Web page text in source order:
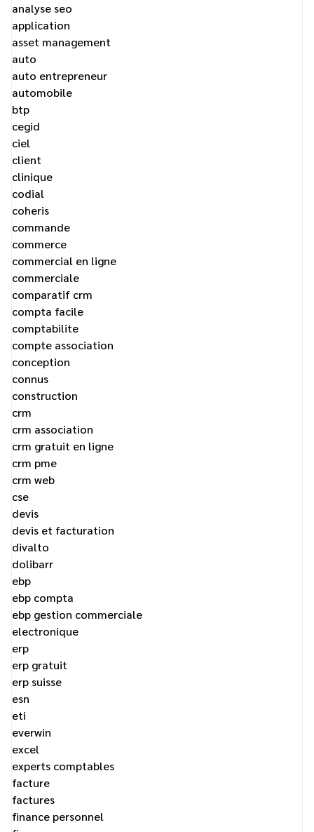
analyse seo
application
asset management
auto
auto entrepreneur
automobile
btp
cegid
ciel
client
clinique
codial
coheris
commande
commerce
commercial en ligne
commerciale
comparatif crm
compta facile
comptabilite
compte association
conception
connus
construction
crm
crm association
crm gratuit en ligne
crm pme
crm web
cse
devis
devis et facturation
divalto
dolibarr
ebp
ebp compta
ebp gestion commerciale
electronique
erp
erp gratuit
erp suisse
esn
eti
everwin
excel
experts comptables
facture
factures
finance personnel